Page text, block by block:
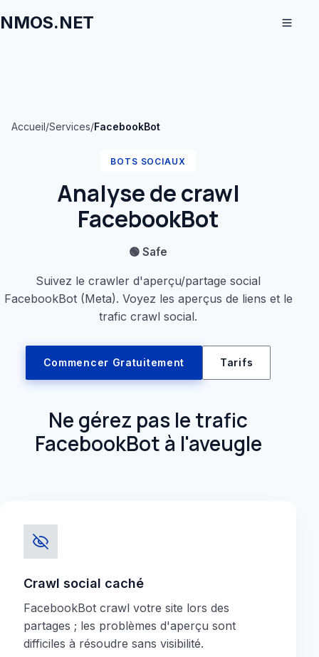
NMOS.NET
Accueil/Services/FacebookBot
BOTS SOCIAUX
Analyse de crawl
FacebookBot
🟢 Safe
Suivez le crawler d'aperçu/partage social
FacebookBot (Meta). Voyez les aperçus de liens et le
trafic crawl social.
Commencer Gratuitement Tarifs
Ne gérez pas le trafic
FacebookBot à l'aveugle
Crawl social caché
FacebookBot crawl votre site lors des
partages ; les problèmes d'aperçu sont
difficiles à résoudre sans visibilité.